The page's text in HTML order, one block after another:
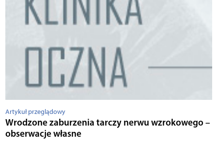
Artykuł przeglądowy
Wrodzone zaburzenia tarczy nerwu wzrokowego –
obserwacje własne